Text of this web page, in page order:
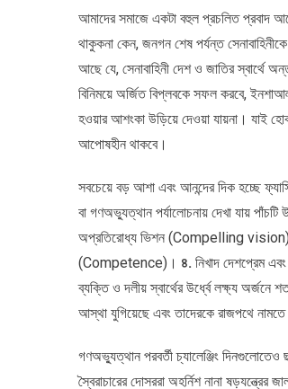
আমাদের সমাজে একটা বহুল প্রচলিত প্রবাদ
থাকুকনা কেন, জনগন শেষ পর্যন্ত
আছে যে, সেনাবাহিনী দেশ ও জাতির স্বার্থে
বিনিময়ে অর্জিত বিপ্লবকে সফল করবে,
হওয়ার আশংকা উড়িয়ে দেওয়া যায়না। যাই
আপোষহীন থাকবে।
সবচেয়ে বড় আশা এবং আনন্দের দিক হচ্ছে
বা গণঅভ্যুত্থান পর্যালোচনায় দেখা যায়
অপ্রতিরোধ্য ভিশন (Compelling
(Competence)। ৪. নিখাদ দেশপ্রেম এবং
ব্যক্তি ও দলীয় স্বার্থের উর্ধ্বে লক্ষ্য
আস্থা যুগিয়েছে এবং তাদেরকে রাজপথে
গণঅভ্যুত্থান পরবর্তী চ্যালেঞ্জিং
স্বৈরাচারের দোসররা অহর্নিশ নানা